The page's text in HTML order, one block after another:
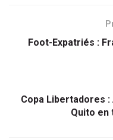
Foot-Expatriés :
Copa Libertadores :
Quito en